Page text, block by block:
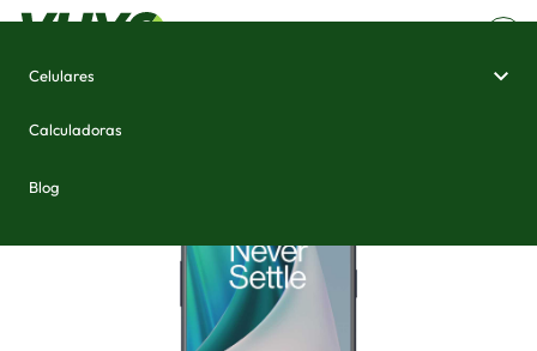
Celulares
Calculadoras
Blog